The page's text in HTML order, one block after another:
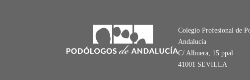
Colegio Profesional de
Andalucía
C/ Albuera, 15 ppal
41001 SEVILLA